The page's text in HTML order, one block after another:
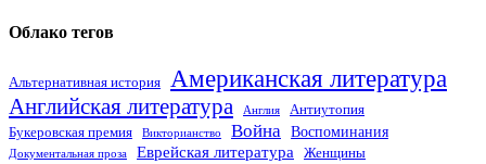
Облако тегов
Альтернативная история Американская литература
Английская литература Англия
Антиутопия
Букеровская премия
Викторианство Война Воспоминания
Документальная проза Еврейская литература
Женщины